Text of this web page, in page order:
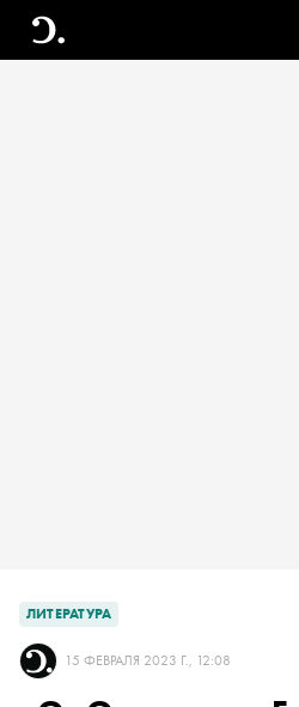
ЛИТЕРАТУРА
15 ФЕВРАЛЯ 2023 Г., 12:08